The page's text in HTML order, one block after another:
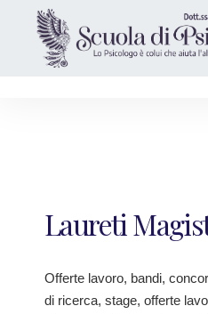
Laureti
Offerte lavoro, bandi,
di ricerca, stage, offerte